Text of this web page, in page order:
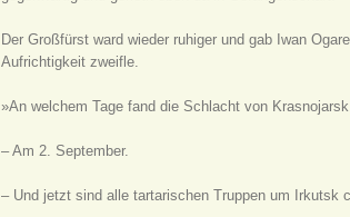
Der Großfürst ward wieder ruhiger und gab Iwan
Aufrichtigkeit zweifle.
»An welchem Tage fand die Schlacht von
– Am 2. September.
– Und jetzt sind alle tartarischen Truppen um Irkutsk